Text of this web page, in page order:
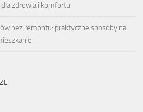
zdrowia i komfortu
bez remontu: praktyczne sposoby na